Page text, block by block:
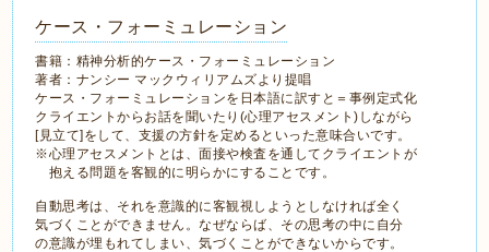
ケース・フォーミュレーション
書籍：精神分析的ケース・フォーミュレーション
著者：ナンシー マックウィリアムズより提唱
ケース・フォーミュレーションを日本語に訳すと＝事例定式化
クライエントからお話を聞いたり(心理アセスメント)しながら
[見立て]をして、支援の方針を定めるといった意味合いです。
※心理アセスメントとは、面接や検査を通してクライエントが
抱える問題を客観的に明らかにすることです。
自動思考は、それを意識的に客観視しようとしなければ全く
気づくことができません。なぜならば、その思考の中に自分
の意識が埋もれてしまい、気づくことができないからです。